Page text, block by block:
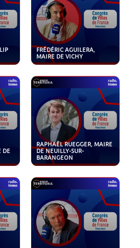
FRÉDÉRIC AGUILERA,
MAIRE DE VICHY
DE
RAPHAËL RUEGGER, MAIRE
DE NEUILLY-SUR-
BARANGEON